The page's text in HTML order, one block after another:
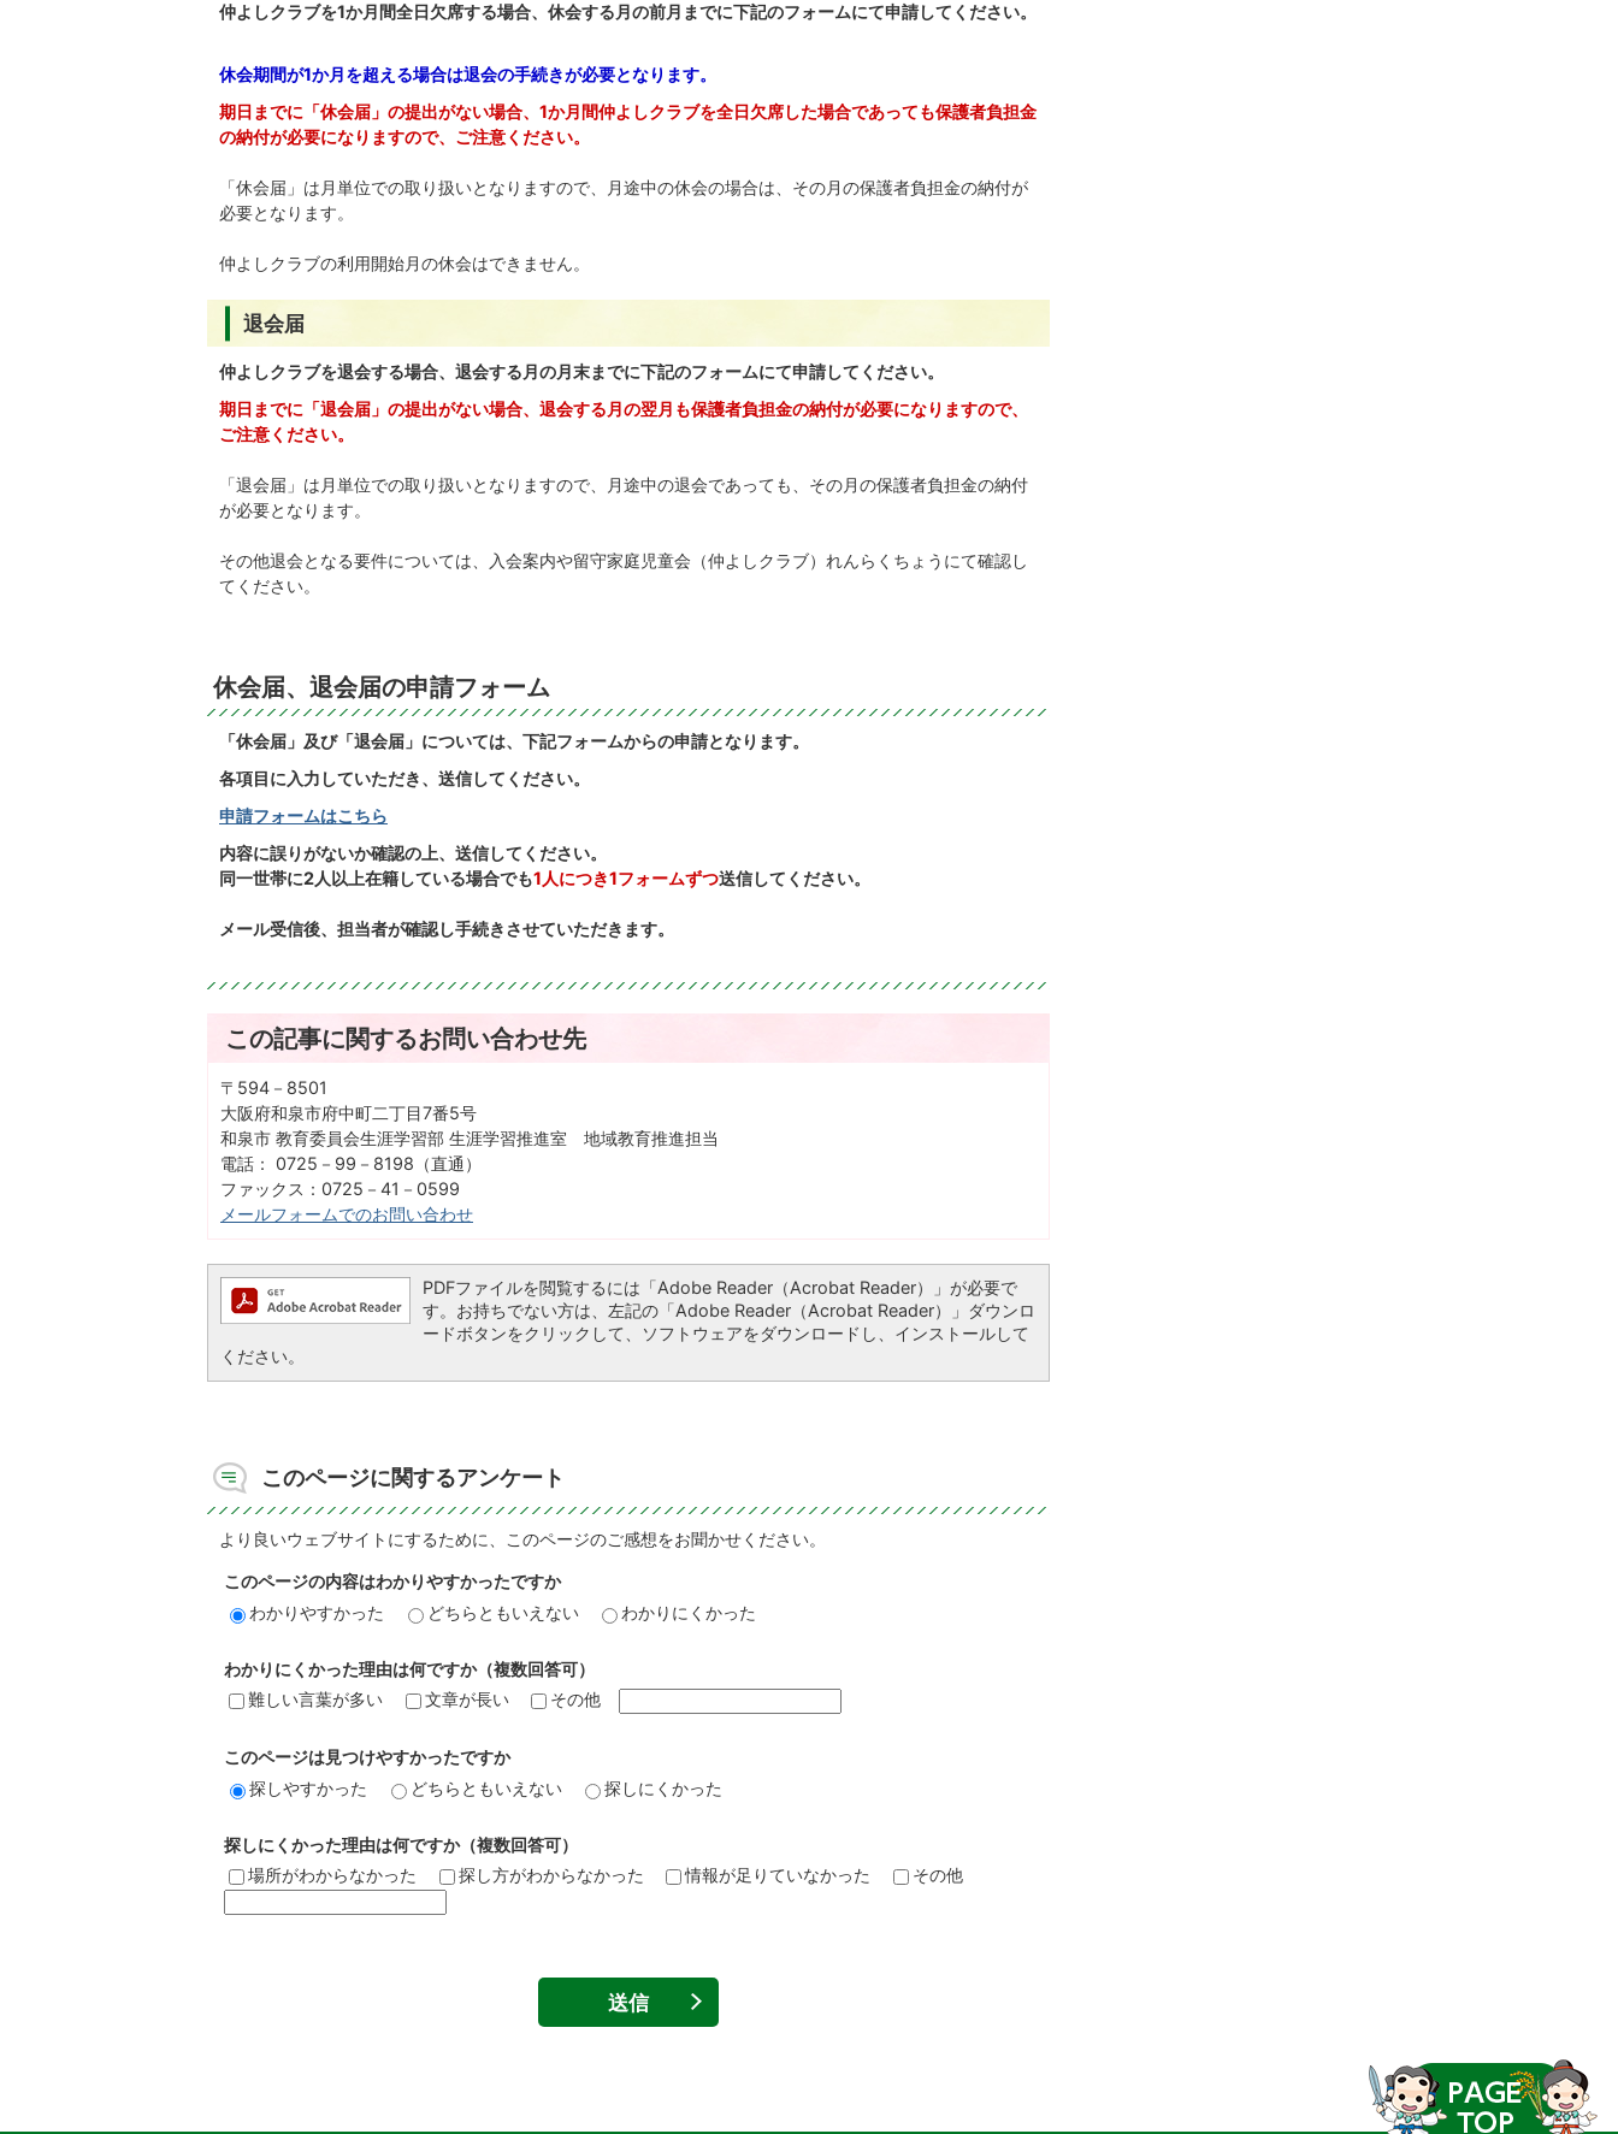
仲よしクラブを1か月間全日欠席する場合、休会する月の前月までに下記のフォームにて申請してください。
休会期間が1か月を超える場合は退会の手続きが必要となります。
期日までに「休会届」の提出がない場合、1か月間仲よしクラブを全日欠席した場合であっても保護者負担金
の納付が必要になりますので、ご注意ください。
「休会届」は月単位での取り扱いとなりますので、月途中の休会の場合は、その月の保護者負担金の納付が
必要となります。
仲よしクラブの利用開始月の休会はできません。
退会届
仲よしクラブを退会する場合、退会する月の月末までに下記のフォームにて申請してください。
期日までに「退会届」の提出がない場合、退会する月の翌月も保護者負担金の納付が必要になりますので、
ご注意ください。
「退会届」は月単位での取り扱いとなりますので、月途中の退会であっても、その月の保護者負担金の納付
が必要となります。
その他退会となる要件については、入会案内や留守家庭児童会（仲よしクラブ）れんらくちょうにて確認し
てください。
休会届、退会届の申請フォーム
「休会届」及び「退会届」については、下記フォームからの申請となります。
各項目に入力していただき、送信してください。
申請フォームはこちら
内容に誤りがないか確認の上、送信してください。
同一世帯に2人以上在籍している場合でも1人につき1フォームずつ送信してください。
メール受信後、担当者が確認し手続きさせていただきます。
この記事に関するお問い合わせ先
〒594－8501
大阪府和泉市府中町二丁目7番5号
和泉市 教育委員会生涯学習部 生涯学習推進室 地域教育推進担当
電話： 0725－99－8198（直通）
ファックス：0725－41－0599
メールフォームでのお問い合わせ
PDFファイルを閲覧するには「Adobe Reader（Acrobat Reader）」が必要で
す。お持ちでない方は、左記の「Adobe Reader（Acrobat Reader）」ダウンロ
ードボタンをクリックして、ソフトウェアをダウンロードし、インストールして
ください。
このページに関するアンケート
より良いウェブサイトにするために、このページのご感想をお聞かせください。
このページの内容はわかりやすかったですか
わかりやすかった
どちらともいえない わかりにくかった
わかりにくかった理由は何ですか（複数回答可）
難しい言葉が多い
文章が長い その他
このページは見つけやすかったですか
探しやすかった
どちらともいえない 探しにくかった
探しにくかった理由は何ですか（複数回答可）
場所がわからなかった
探し方がわからなかった 情報が足りていなかった その他